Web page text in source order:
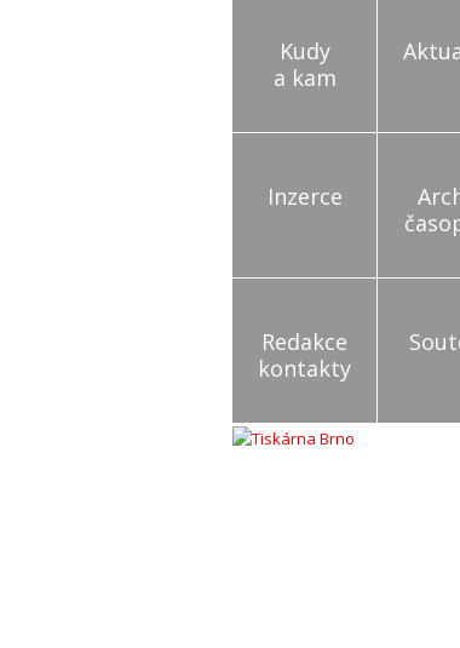
Kudy
a kam
Inzerce
Redakce
kontakty